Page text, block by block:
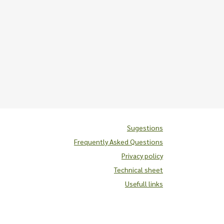
Sugestions
Frequently Asked Questions
Privacy policy
Technical sheet
Usefull links